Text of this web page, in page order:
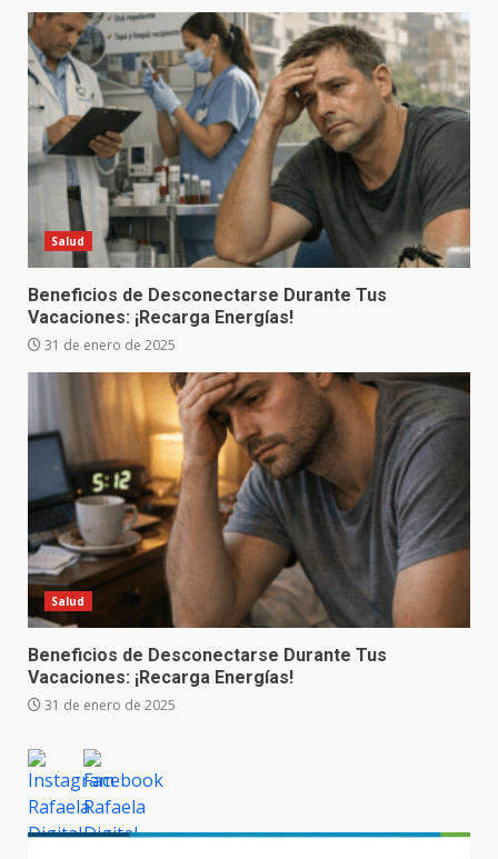
Salud
Beneficios de Desconectarse Durante Tus
Vacaciones: ¡Recarga Energías!
31 de enero de 2025
Salud
Beneficios de Desconectarse Durante Tus
Vacaciones: ¡Recarga Energías!
31 de enero de 2025